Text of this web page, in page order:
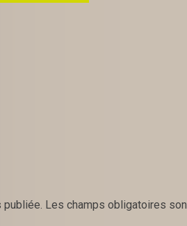
publiée. Les champs obligatoires